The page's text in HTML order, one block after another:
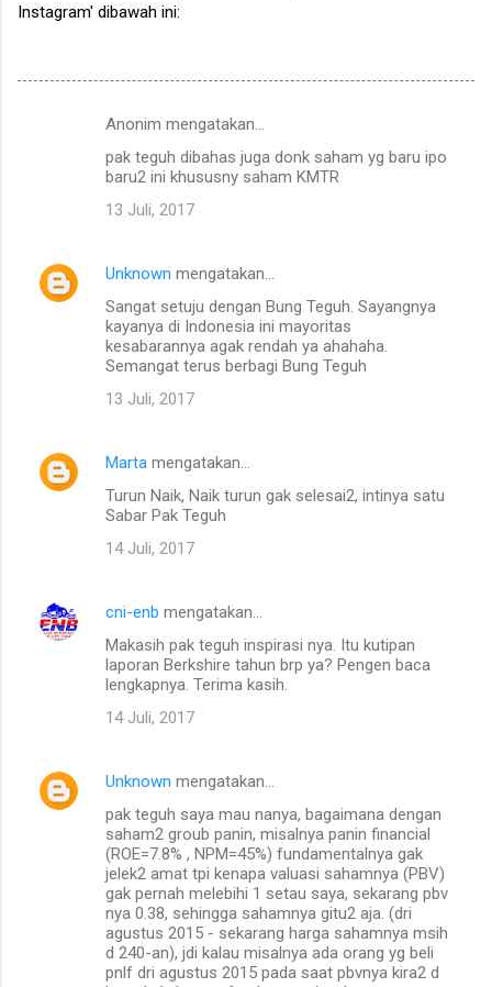
Instagram' dibawah ini:
t
Anonim mengatakan…
pak teguh dibahas juga donk saham yg baru ipo
baru2 ini khususny saham KMTR
13 Juli, 2017
Unknown mengatakan…
Sangat setuju dengan Bung Teguh. Sayangnya
kayanya di Indonesia ini mayoritas
kesabarannya agak rendah ya ahahaha.
Semangat terus berbagi Bung Teguh
13 Juli, 2017
Marta mengatakan…
Turun Naik, Naik turun gak selesai2, intinya satu
Sabar Pak Teguh
14 Juli, 2017
cni-enb mengatakan…
Makasih pak teguh inspirasi nya. Itu kutipan
laporan Berkshire tahun brp ya? Pengen baca
lengkapnya. Terima kasih.
14 Juli, 2017
Unknown mengatakan…
pak teguh saya mau nanya, bagaimana dengan
saham2 groub panin, misalnya panin financial
(ROE=7.8% , NPM=45%) fundamentalnya gak
jelek2 amat tpi kenapa valuasi sahamnya (PBV)
gak pernah melebihi 1 setau saya, sekarang pbv
nya 0.38, sehingga sahamnya gitu2 aja. (dri
agustus 2015 - sekarang harga sahamnya msih
d 240-an), jdi kalau misalnya ada orang yg beli
pnlf dri agustus 2015 pada saat pbvnya kira2 d